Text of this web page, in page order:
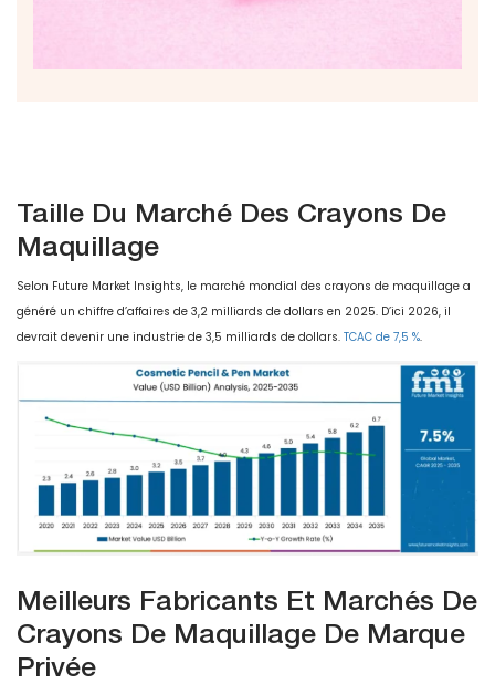
Taille Du Marché Des Crayons De
Maquillage
Selon Future Market Insights, le marché mondial des crayons de maquillage a
généré un chiffre d’affaires de 3,2 milliards de dollars en 2025. D’ici 2026, il
devrait devenir une industrie de 3,5 milliards de dollars. TCAC de 7,5 %.
Meilleurs Fabricants Et Marchés De
Crayons De Maquillage De Marque
Privée